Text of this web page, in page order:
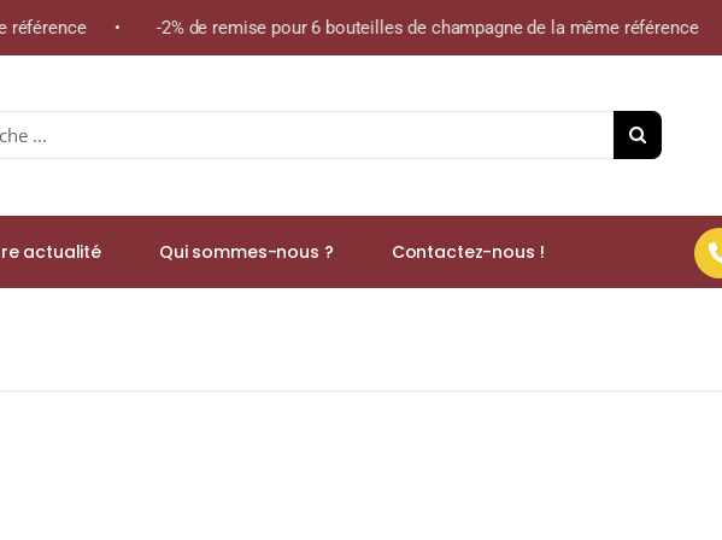
• -2% de remise pour 6 bouteilles de champagne de la même référence • -
actualité Qui sommes-nous ? Contactez-nous !